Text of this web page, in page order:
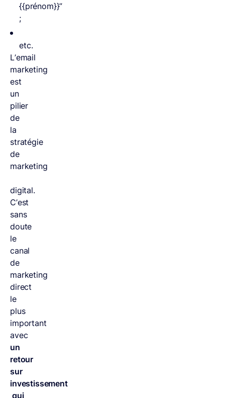
{{prénom}}”
;
etc.
L’email
marketing
est
un
pilier
de
la
stratégie
de
marketing
digital.
C’est
sans
doute
le
canal
de
marketing
direct
le
plus
important
avec
un
retour
sur
investissement
qui